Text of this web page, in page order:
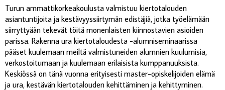
Turun ammattikorkeakoulusta valmistuu kiertotalouden
asiantuntijoita ja kestävyyssiirtymän edistäjiä, jotka työelämään
siirryttyään tekevät töitä monenlaisten kiinnostavien asioiden
parissa. Rakenna ura kiertotaloudesta -alumniseminaarissa
pääset kuulemaan meiltä valmistuneiden alumnien kuulumisia,
verkostoitumaan ja kuulemaan erilaisista kumppanuuksista.
Keskiössä on tänä vuonna erityisesti master-opiskelijoiden elämä
ja ura, kestävän kiertotalouden kehittäminen ja kehittyminen.